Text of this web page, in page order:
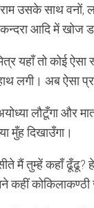
उसके साथ वनों,
आदि में खोज
यहाँ तो कोई
लगी। अब ऐसा
लौटूँगा और
मुँह दिखाउँगा।
मैं तुम्हें कहाँ ढूँढू?
कहीं